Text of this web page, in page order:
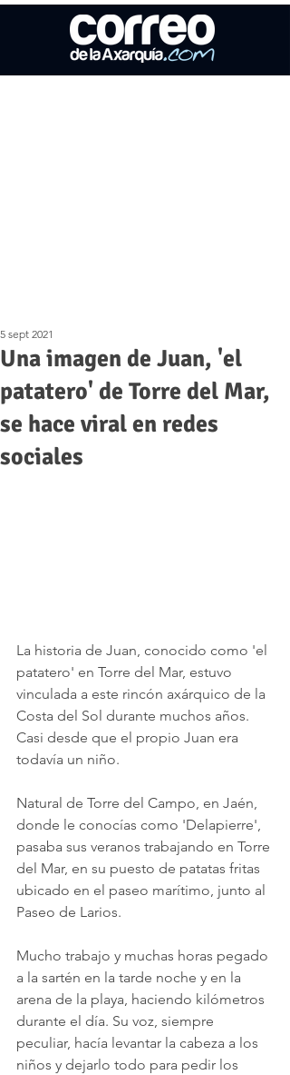
Una imagen de Juan, 'el
patatero' de Torre del Mar,
se hace viral en redes
sociales
5 sept 2021
La historia de Juan, conocido como 'el
patatero' en Torre del Mar, estuvo
vinculada a este rincón axárquico de la
Costa del Sol durante muchos años.
Casi desde que el propio Juan era
todavía un niño.
Natural de Torre del Campo, en Jaén,
donde le conocías como 'Delapierre',
pasaba sus veranos trabajando en Torre
del Mar, en su puesto de patatas fritas
ubicado en el paseo marítimo, junto al
Paseo de Larios.
Mucho trabajo y muchas horas pegado
a la sartén en la tarde noche y en la
arena de la playa, haciendo kilómetros
durante el día. Su voz, siempre
peculiar, hacía levantar la cabeza a los
niños y dejarlo todo para pedir los